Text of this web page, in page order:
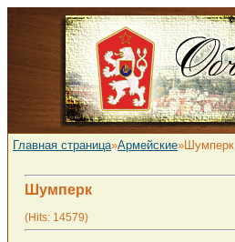
Главная страница»Армейские»Шумперк
Шумперк
(Hits: 14579)